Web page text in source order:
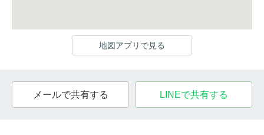
地図アプリで見る
メールで共有する LINEで共有する